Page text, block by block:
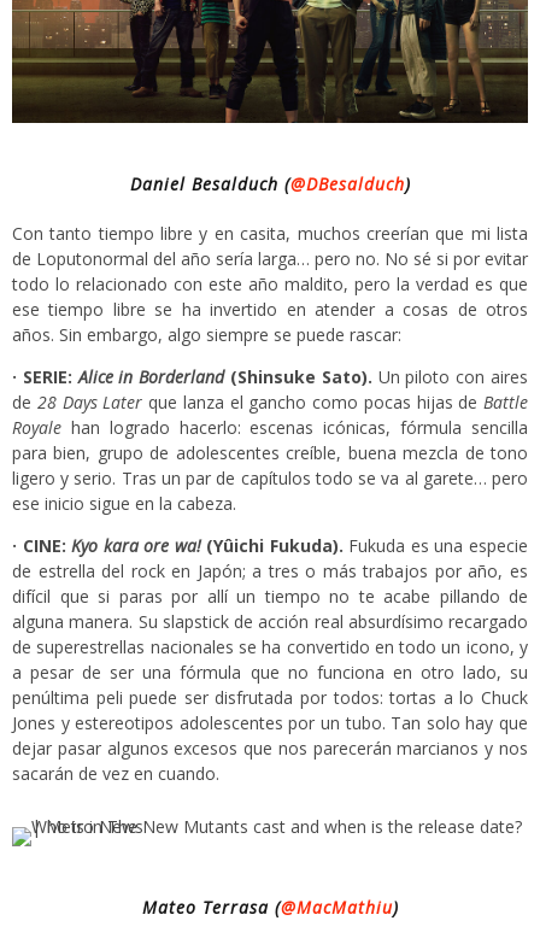
Daniel Besalduch (@DBesalduch)
Con tanto tiempo libre y en casita, muchos creerían que mi lista
de Loputonormal del año sería larga… pero no. No sé si por evitar
todo lo relacionado con este año maldito, pero la verdad es que
ese tiempo libre se ha invertido en atender a cosas de otros
años. Sin embargo, algo siempre se puede rascar:
· SERIE:Alice in Borderland(Shinsuke Sato). Un piloto con aires
de 28 Days Later que lanza el gancho como pocas hijas de Battle
Royale han logrado hacerlo: escenas icónicas, fórmula sencilla
para bien, grupo de adolescentes creíble, buena mezcla de tono
ligero y serio. Tras un par de capítulos todo se va al garete… pero
ese inicio sigue en la cabeza.
· CINE:Kyo kara ore wa!(Yûichi Fukuda). Fukuda es una especie
de estrella del rock en Japón; a tres o más trabajos por año, es
difícil que si paras por allí un tiempo no te acabe pillando de
alguna manera. Su slapstick de acción real absurdísimo recargado
de superestrellas nacionales se ha convertido en todo un icono, y
a pesar de ser una fórmula que no funciona en otro lado, su
penúltima peli puede ser disfrutada por todos: tortas a lo Chuck
Jones y estereotipos adolescentes por un tubo. Tan solo hay que
dejar pasar algunos excesos que nos parecerán marcianos y nos
sacarán de vez en cuando.
Mateo Terrasa (@MacMathiu)